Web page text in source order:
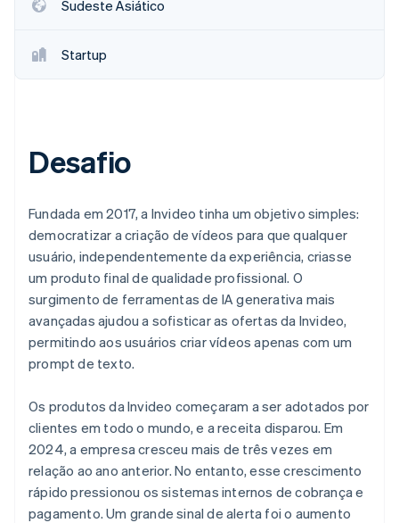
Sudeste Asiático
Startup
Desafio
Fundada em 2017, a Invideo tinha um objetivo simples:
democratizar a criação de vídeos para que qualquer
usuário, independentemente da experiência, criasse
um produto final de qualidade profissional. O
surgimento de ferramentas de IA generativa mais
avançadas ajudou a sofisticar as ofertas da Invideo,
permitindo aos usuários criar vídeos apenas com um
prompt de texto.
Os produtos da Invideo começaram a ser adotados por
clientes em todo o mundo, e a receita disparou. Em
2024, a empresa cresceu mais de três vezes em
relação ao ano anterior. No entanto, esse crescimento
rápido pressionou os sistemas internos de cobrança e
pagamento. Um grande sinal de alerta foi o aumento